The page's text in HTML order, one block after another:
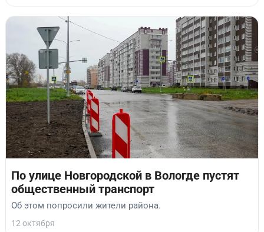
По улице Новгородской в Вологде пустят
общественный транспорт
Об этом попросили жители района.
12 октября